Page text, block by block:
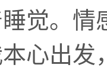
觉。
心出发